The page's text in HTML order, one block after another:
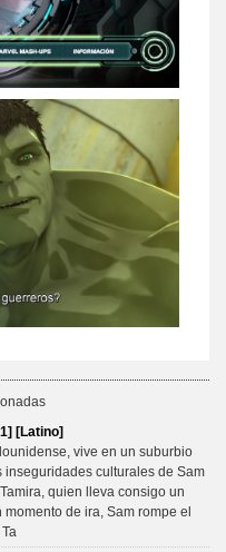
[Latino]
vive en un suburbio
culturales de Sam
quien lleva consigo un
de ira, Sam rompe el